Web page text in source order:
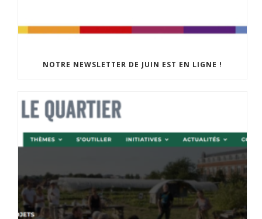
NOTRE NEWSLETTER DE JUIN EST EN LIGNE !